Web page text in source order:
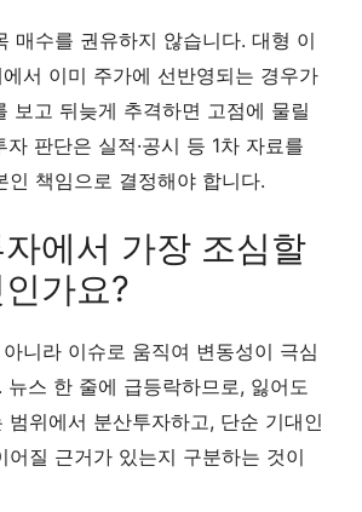
매수를 권유하지 않습니다. 대형 이
서 이미 주가에 선반영되는 경우가
보고 뒤늦게 추격하면 고점에 물릴
판단은 실적·공시 등 1차 자료를
인 책임으로 결정해야 합니다.
에서 가장 조심할
가요?
니라 이슈로 움직여 변동성이 극심
뉴스 한 줄에 급등락하므로, 잃어도
범위에서 분산투자하고, 단순 기대인
어질 근거가 있는지 구분하는 것이